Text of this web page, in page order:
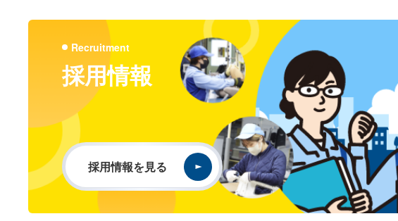
Recruitment
採用情報
採用情報を見る